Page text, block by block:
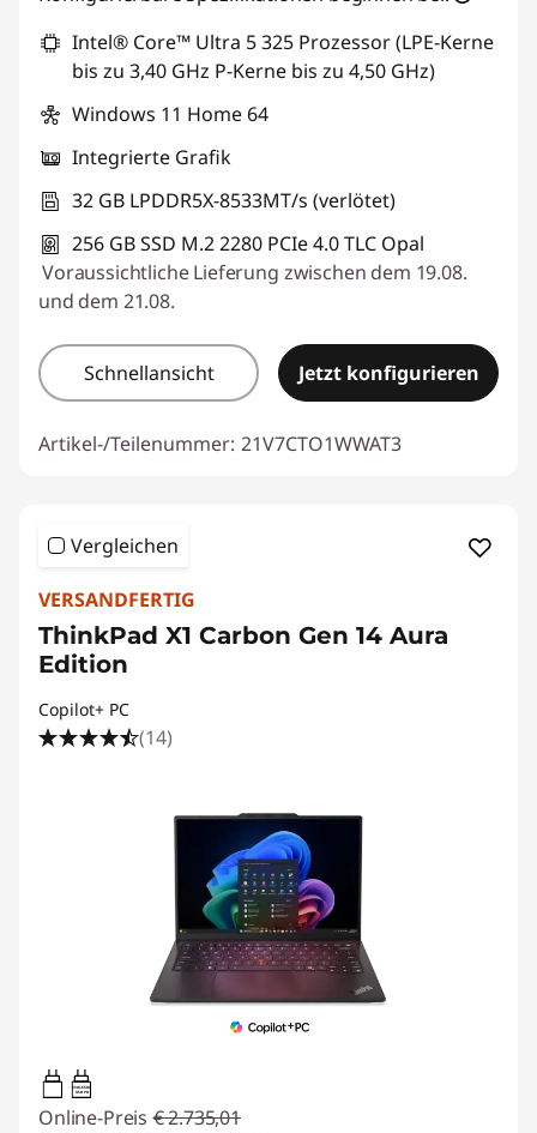
Intel® Core™ Ultra 5 325 Prozessor (LPE-Kerne
bis zu 3,40 GHz P-Kerne bis zu 4,50 GHz)
Windows 11 Home 64
Integrierte Grafik
32 GB LPDDR5X-8533MT/s (verlötet)
256 GB SSD M.2 2280 PCIe 4.0 TLC Opal
Voraussichtliche Lieferung zwischen dem 19.08.
und dem 21.08.
Schnellansicht Jetzt konfigurieren
Artikel-/Teilenummer: 21V7CTO1WWAT3
Vergleichen
VERSANDFERTIG
ThinkPad X1 Carbon Gen 14 Aura
Edition
Copilot+ PC
(14)
65W-65W
USB PD
Online-Preis € 2.735,01